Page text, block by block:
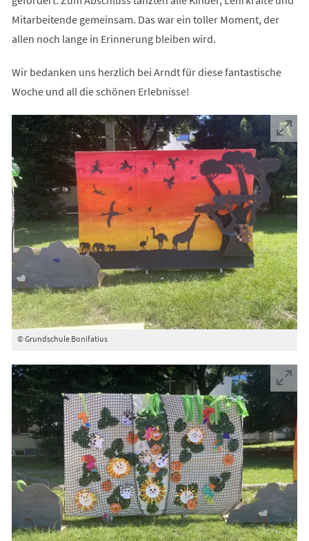
Mitarbeitende gemeinsam. Das war ein toller Moment, der
allen noch lange in Erinnerung bleiben wird.
Wir bedanken uns herzlich bei Arndt für diese fantastische
Woche und all die schönen Erlebnisse!
© Grundschule Bonifatius